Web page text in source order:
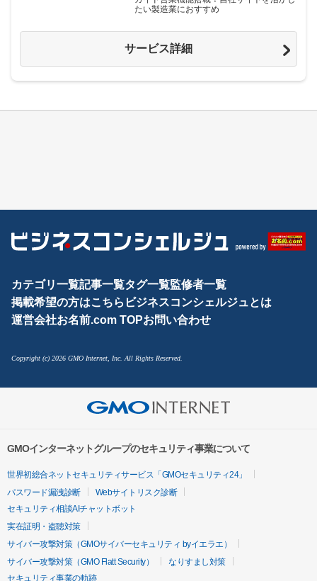
たい製造業におすすめ
サービス詳細
カテゴリ一覧記事一覧タグ一覧監修者一覧
掲載希望の方はこちら ビジネスコンシェルジュとは
運営会社お名前.com TOPお問い合わせ
Copyright (c) 2026 GMO Internet, Inc. All Rights Reserved.
GMOインターネットグループのセキュリティ事業について
世界初総合ネットセキュリティサービス「GMOセキュリティ24」
パスワード漏洩診断
Webサイトリスク診断
セキュリティ相談AIチャットボット
実在証明・盗聴対策
サイバー攻撃対策（GMOサイバーセキュリティ byイエラエ）
サイバー攻撃対策（GMO Flatt Security）
なりすまし対策
セキュリティ事業の軌跡